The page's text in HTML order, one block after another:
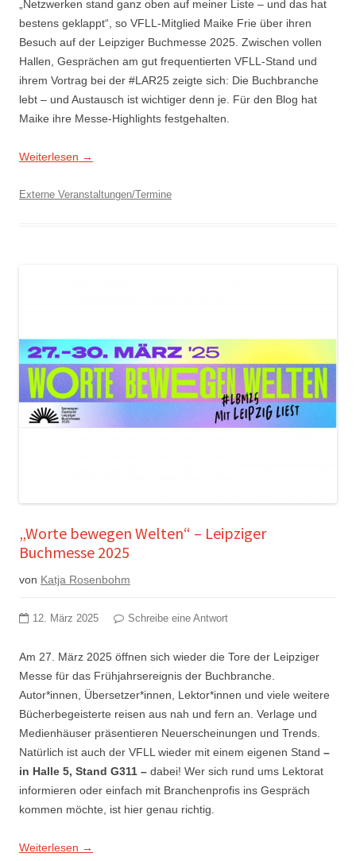
„Netzwerken stand ganz oben auf meiner Liste – und das hat
bestens geklappt“, so VFLL-Mitglied Maike Frie über ihren
Besuch auf der Leipziger Buchmesse 2025. Zwischen vollen
Hallen, Gesprächen am gut frequentierten VFLL-Stand und
ihrem Vortrag bei der #LAR25 zeigte sich: Die Buchbranche
lebt – und Austausch ist wichtiger denn je. Für den Blog hat
Maike ihre Messe-Highlights festgehalten.
Weiterlesen →
Externe Veranstaltungen/Termine
„Worte bewegen Welten“ – Leipziger
Buchmesse 2025
von Katja Rosenbohm
12. März 2025 Schreibe eine Antwort
Am 27. März 2025 öffnen sich wieder die Tore der Leipziger
Messe für das Frühjahrsereignis der Buchbranche.
Autor*innen, Übersetzer*innen, Lektor*innen und viele weitere
Bücherbegeisterte reisen aus nah und fern an. Verlage und
Medienhäuser präsentieren Neuerscheinungen und Trends.
Natürlich ist auch der VFLL wieder mit einem eigenen Stand –
in Halle 5, Stand G311 – dabei! Wer sich rund ums Lektorat
informieren oder einfach mit Branchenprofis ins Gespräch
kommen möchte, ist hier genau richtig.
Weiterlesen →